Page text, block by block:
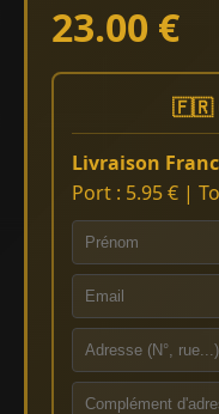
23.00 €
🇫🇷
Livraison
Port : 5.95 € |